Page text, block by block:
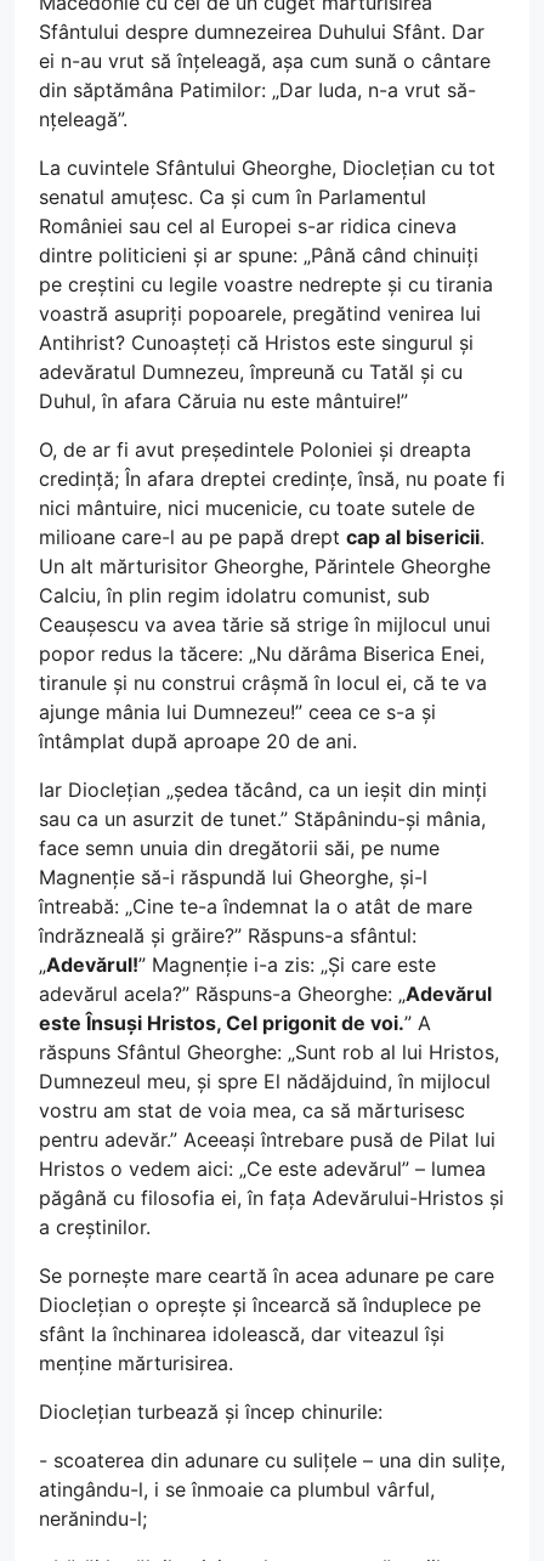
Sfântului despre dumnezeirea Duhului Sfânt. Dar
ei n-au vrut să înțeleagă, așa cum sună o cântare
din săptămâna Patimilor: „Dar Iuda, n-a vrut să-
nțeleagă”.
La cuvintele Sfântului Gheorghe, Dioclețian cu tot
senatul amuțesc. Ca și cum în Parlamentul
României sau cel al Europei s-ar ridica cineva
dintre politicieni și ar spune: „Până când chinuiți
pe creștini cu legile voastre nedrepte și cu tirania
voastră asupriți popoarele, pregătind venirea lui
Antihrist? Cunoașteți că Hristos este singurul și
adevăratul Dumnezeu, împreună cu Tatăl și cu
Duhul, în afara Căruia nu este mântuire!”
O, de ar fi avut președintele Poloniei și dreapta
credință; În afara dreptei credințe, însă, nu poate fi
nici mântuire, nici mucenicie, cu toate sutele de
milioane care-l au pe papă drept cap al bisericii.
Un alt mărturisitor Gheorghe, Părintele Gheorghe
Calciu, în plin regim idolatru comunist, sub
Ceaușescu va avea tărie să strige în mijlocul unui
popor redus la tăcere: „Nu dărâma Biserica Enei,
tiranule și nu construi crâșmă în locul ei, că te va
ajunge mânia lui Dumnezeu!” ceea ce s-a și
întâmplat după aproape 20 de ani.
Iar Dioclețian „ședea tăcând, ca un ieșit din minți
sau ca un asurzit de tunet.” Stăpânindu-și mânia,
face semn unuia din dregătorii săi, pe nume
Magnenție să-i răspundă lui Gheorghe, și-l
întreabă: „Cine te-a îndemnat la o atât de mare
îndrăzneală și grăire?” Răspuns-a sfântul:
„Adevărul!” Magnenție i-a zis: „Și care este
adevărul acela?” Răspuns-a Gheorghe: „Adevărul
este Însuși Hristos, Cel prigonit de voi.” A
răspuns Sfântul Gheorghe: „Sunt rob al lui Hristos,
Dumnezeul meu, și spre El nădăjduind, în mijlocul
vostru am stat de voia mea, ca să mărturisesc
pentru adevăr.” Aceeași întrebare pusă de Pilat lui
Hristos o vedem aici: „Ce este adevărul” – lumea
păgână cu filosofia ei, în fața Adevărului-Hristos și
a creștinilor.
Se pornește mare ceartă în acea adunare pe care
Dioclețian o oprește și încearcă să înduplece pe
sfânt la închinarea idolească, dar viteazul își
menține mărturisirea.
Dioclețian turbează și încep chinurile:
- scoaterea din adunare cu sulițele – una din sulițe,
atingându-l, i se înmoaie ca plumbul vârful,
nerănindu-l;